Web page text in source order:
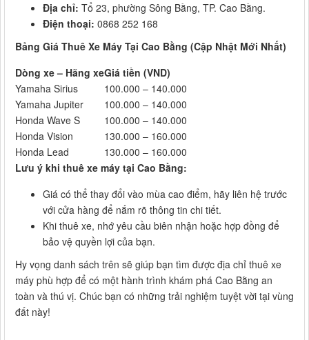
Địa chỉ: Tổ 23, phường Sông Bằng, TP. Cao Bằng.
Điện thoại: 0868 252 168
Bảng Giá Thuê Xe Máy Tại Cao Bằng (Cập Nhật Mới Nhất)
Dòng xe – Hãng xeGiá tiền (VND)
Yamaha Sirius
100.000 – 140.000
Yamaha Jupiter
100.000 – 140.000
Honda Wave S
100.000 – 140.000
Honda Vision
130.000 – 160.000
Honda Lead
130.000 – 160.000
Lưu ý khi thuê xe máy tại Cao Bằng:
Giá có thể thay đổi vào mùa cao điểm, hãy liên hệ trước
với cửa hàng để nắm rõ thông tin chi tiết.
Khi thuê xe, nhớ yêu cầu biên nhận hoặc hợp đồng để
bảo vệ quyền lợi của bạn.
Hy vọng danh sách trên sẽ giúp bạn tìm được địa chỉ thuê xe
máy phù hợp để có một hành trình khám phá Cao Bằng an
toàn và thú vị. Chúc bạn có những trải nghiệm tuyệt vời tại vùng
đất này!